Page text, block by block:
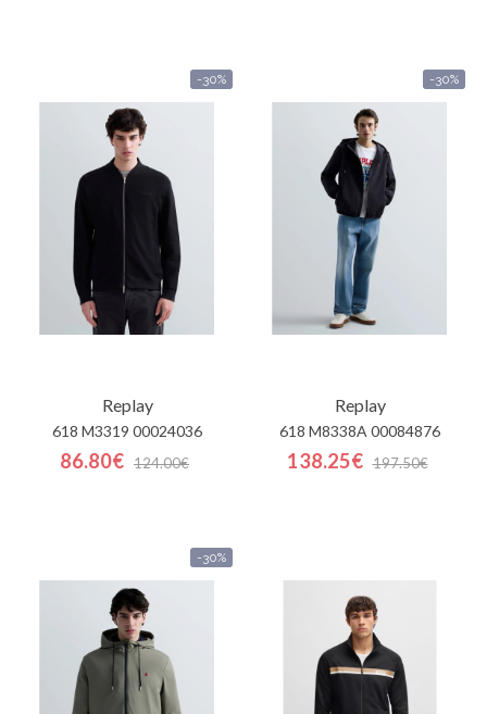
-30%
Replay
618 M3319 00024036
86.80€ 124.00€
-30%
Replay
618 M8338A 00084876
138.25€ 197.50€
-30%